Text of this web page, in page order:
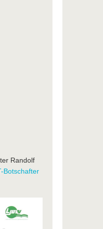
Randolf
Botschafter